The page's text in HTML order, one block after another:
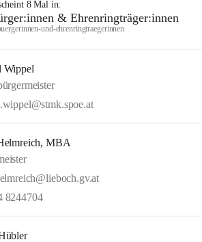
8Mal in:
& Ehrenringträger:innen
und-ehrenringtraegerinnen
Wippel
MBA
8244704